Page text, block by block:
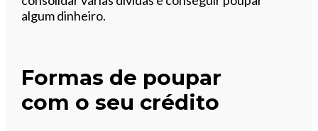
algum dinheiro.
Formas de poupar
com o seu crédito